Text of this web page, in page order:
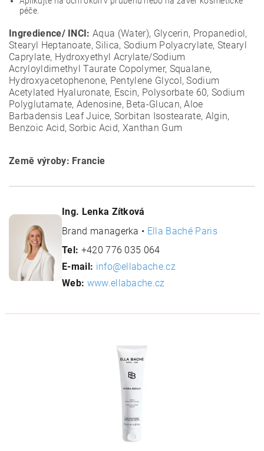
péče.
Ingredience/ INCI:Aqua (Water), Glycerin, Propanediol,
Stearyl Heptanoate, Silica, Sodium Polyacrylate, Stearyl
Caprylate, Hydroxyethyl Acrylate/Sodium
Acryloyldimethyl Taurate Copolymer, Squalane,
Hydroxyacetophenone, Pentylene Glycol, Sodium
Acetylated Hyaluronate, Escin, Polysorbate 60, Sodium
Polyglutamate, Adenosine, Beta-Glucan, Aloe
Barbadensis Leaf Juice, Sorbitan Isostearate, Algin,
Benzoic Acid, Sorbic Acid, Xanthan Gum
Země výroby: Francie
Ing. Lenka Zítková
Brand managerka • Ella Baché Paris
Tel: +420 776 035 064
E-mail: info@ellabache.cz
Web: www.ellabache.cz